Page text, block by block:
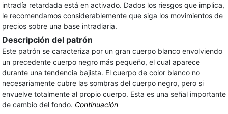
intradía retardada está en activado. Dados los riesgos que implica,
le recomendamos considerablemente que siga los movimientos de
precios sobre una base intradiaria.
Descripción del patrón
Este patrón se caracteriza por un gran cuerpo blanco envolviendo
un precedente cuerpo negro más pequeño, el cual aparece
durante una tendencia bajista. El cuerpo de color blanco no
necesariamente cubre las sombras del cuerpo negro, pero si
envuelve totalmente al propio cuerpo. Esta es una señal importante
de cambio del fondo. Continuación